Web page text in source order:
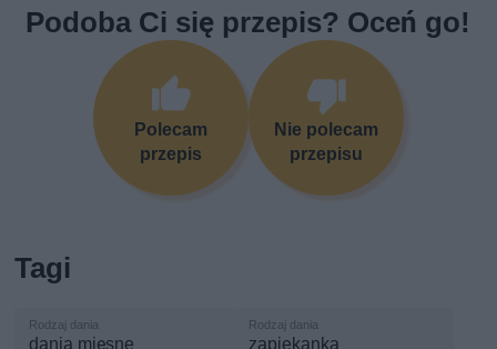
Podoba Ci się przepis? Oceń go!
Polecam
przepis
Nie polecam
przepisu
Tagi
dania mięsne zapiekanka